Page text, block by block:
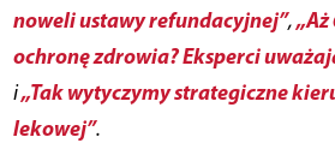
noweli ustawy refundacyjnej”,
ochronę zdrowia? Eksperci
i„Tak wytyczymy strategiczne
lekowej”.